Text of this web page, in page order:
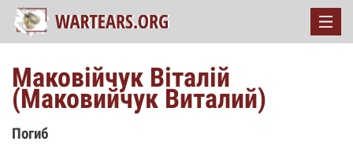
Маковійчук Віталій
(Маковийчук Виталий)
Погиб